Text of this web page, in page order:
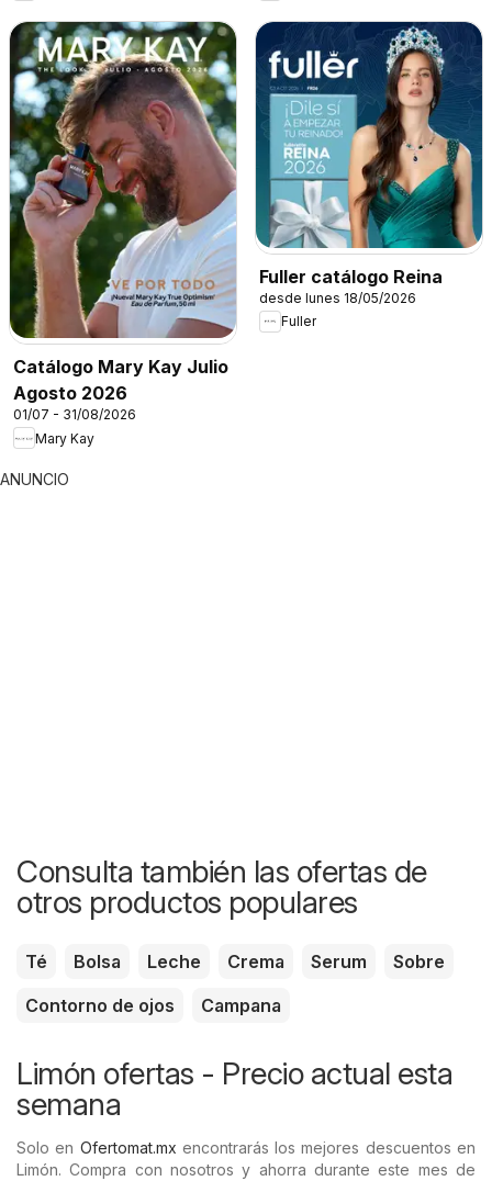
Catálogo Mary Kay Julio
Agosto 2026
01/07 - 31/08/2026
Mary Kay
Fuller catálogo Reina
desde lunes 18/05/2026
Fuller
ANUNCIO
Consulta también las ofertas de
otros productos populares
Té Bolsa Leche Crema Serum
Sobre
Contorno de ojos
Campana
Limón ofertas - Precio actual esta
semana
Solo en Ofertomat.mx encontrarás los mejores descuentos en
Limón. Compra con nosotros y ahorra durante este mes de